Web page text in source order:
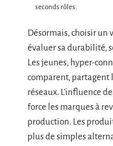
seconds rôles.
Désormais, choisir un
évaluer sa durabilité,
Les jeunes, hyper-
comparent, partagent
réseaux. L’influence
force les marques à
production. Les
plus de simples